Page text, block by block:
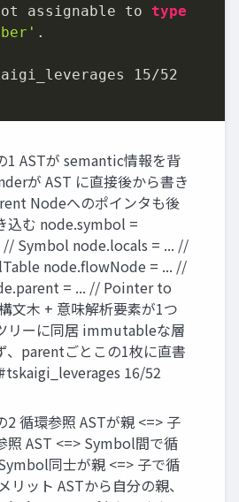
assignable to type
.
15/52
1 ASTが semantic情報を背
が AST に直接後から書き
Nodeへのポインタも後
込む node.symbol =
Symbol node.locals = ... //
node.flowNode = ... //
= ... // Pointer to
文木 + 意味解析要素が1つ
リーに同居 immutableな層
、parentごとこの1枚に直書
16/52
2 循環参照 ASTが親 <=> 子
照 AST <=> Symbol間で循
同士が親 <=> 子で循
リット ASTから自分の親、